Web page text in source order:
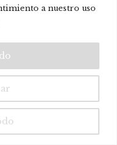
a nuestro uso